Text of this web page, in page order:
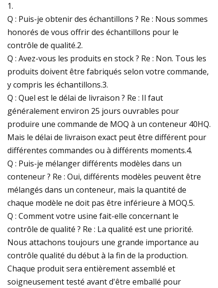
1.
Q : Puis-je obtenir des échantillons ? Re : Nous sommes
honorés de vous offrir des échantillons pour le
contrôle de qualité.2.
Q : Avez-vous les produits en stock ? Re : Non. Tous les
produits doivent être fabriqués selon votre commande,
y compris les échantillons.3.
Q : Quel est le délai de livraison ? Re : Il faut
généralement environ 25 jours ouvrables pour
produire une commande de MOQ à un conteneur 40HQ.
Mais le délai de livraison exact peut être différent pour
différentes commandes ou à différents moments.4.
Q : Puis-je mélanger différents modèles dans un
conteneur ? Re : Oui, différents modèles peuvent être
mélangés dans un conteneur, mais la quantité de
chaque modèle ne doit pas être inférieure à MOQ.5.
Q : Comment votre usine fait-elle concernant le
contrôle de qualité ? Re : La qualité est une priorité.
Nous attachons toujours une grande importance au
contrôle qualité du début à la fin de la production.
Chaque produit sera entièrement assemblé et
soigneusement testé avant d'être emballé pour